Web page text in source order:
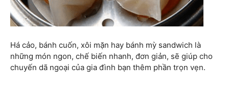
Há cảo, bánh cuốn, xôi mặn hay bánh mỳ sandwich là
những món ngon, chế biến nhanh, đơn giản, sẽ giúp cho
chuyến dã ngoại của gia đình bạn thêm phần trọn vẹn.